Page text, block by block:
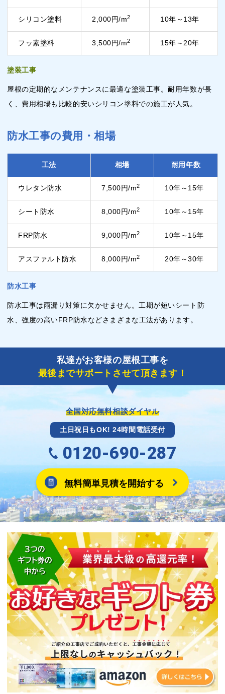
シリコン塗料 2,000円/m2 10年～13年
フッ素塗料 3,500円/m2 15年～20年
塗装工事
屋根の定期的なメンテナンスに最適な塗装工事。耐用年数が長
く、費用相場も比較的安いシリコン塗料での施工が人気。
防水工事の費用・相場
工法 相場 耐用年数
ウレタン防水 7,500円/m2 10年～15年
シート防水 8,000円/m2 10年～15年
FRP防水 9,000円/m2 10年～15年
アスファルト防水 8,000円/m2 20年～30年
防水工事
防水工事は雨漏り対策に欠かせません。工期が短いシート防
水、強度の高いFRP防水などさまざまな工法があります。
私達がお客様の屋根工事を
最後までサポートさせて頂きます！
全国対応無料相談ダイヤル
土日祝日もOK! 24時間電話受付
0120-690-287
無料簡単見積を開始する